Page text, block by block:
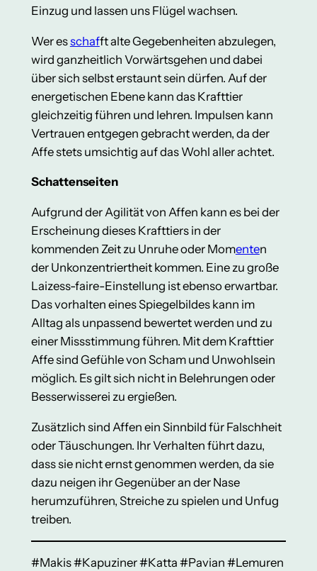
Einzug und lassen uns Flügel wachsen.
Wer esschafft alte Gegebenheiten abzulegen,
wird ganzheitlich Vorwärtsgehen und dabei
über sich selbst erstaunt sein dürfen. Auf der
energetischen Ebene kann das Krafttier
gleichzeitig führen und lehren. Impulsen kann
Vertrauen entgegen gebracht werden, da der
Affe stets umsichtig auf das Wohl aller achtet.
Schattenseiten
Aufgrund der Agilität von Affen kann es bei der
Erscheinung dieses Krafttiers in der
kommenden Zeit zu Unruhe oder Momenten
der Unkonzentriertheit kommen. Eine zu große
Laizess-faire-Einstellung ist ebenso erwartbar.
Das vorhalten eines Spiegelbildes kann im
Alltag als unpassend bewertet werden und zu
einer Missstimmung führen. Mit dem Krafttier
Affe sind Gefühle von Scham und Unwohlsein
möglich. Es gilt sich nicht in Belehrungen oder
Besserwisserei zu ergießen.
Zusätzlich sind Affen ein Sinnbild für Falschheit
oder Täuschungen. Ihr Verhalten führt dazu,
dass sie nicht ernst genommen werden, da sie
dazu neigen ihr Gegenüber an der Nase
herumzuführen, Streiche zu spielen und Unfug
treiben.
#Makis #Kapuziner #Katta #Pavian #Lemuren